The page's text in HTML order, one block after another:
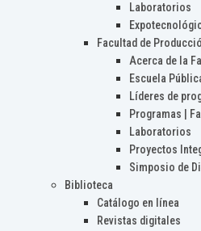
Laboratorios
Facultad de
Acerca de la
Escuela
Líderes de
Programas |
Laboratorios
Proyectos
Simposio de
Biblioteca
Catálogo en línea
Revistas digitales